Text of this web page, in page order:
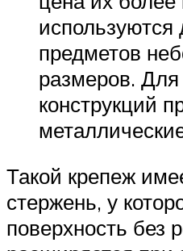
предметов
размеров.
конструкций
Такой крепеж
стержень, у
поверхность без